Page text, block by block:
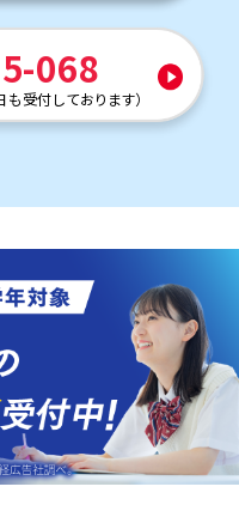
068
も受付しております）